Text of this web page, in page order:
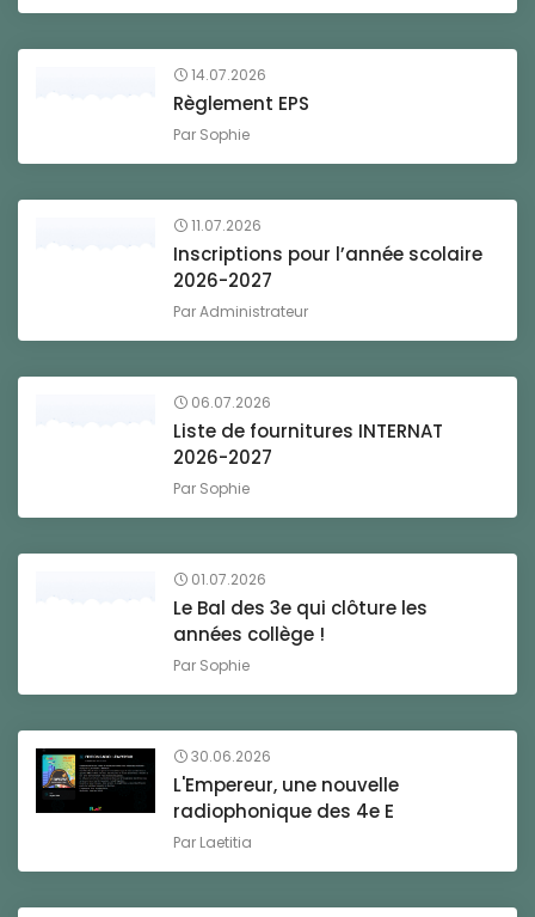
14.07.2026
Règlement EPS
Par Sophie
11.07.2026
Inscriptions pour l’année scolaire
2026-2027
ParAdministrateur
06.07.2026
Liste de fournitures INTERNAT
2026-2027
Par Sophie
01.07.2026
Le Bal des 3e qui clôture les
années collège !
Par Sophie
30.06.2026
L'Empereur, une nouvelle
radiophonique des 4e E
Par Laetitia